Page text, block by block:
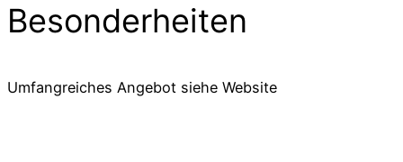
Besonderheiten
Umfangreiches Angebot siehe Website